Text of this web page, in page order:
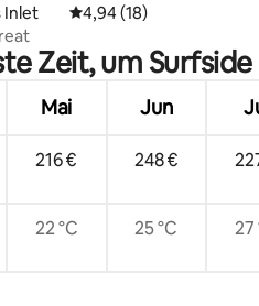
Inlet Durchschnittliche
4,94 (18)
Zeit, um
Mai Jun
216 € 248 €
22 °C 25 °C 27